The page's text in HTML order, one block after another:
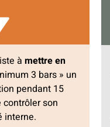
à mettre en
3 bars » un
pendant 15
son
interne.